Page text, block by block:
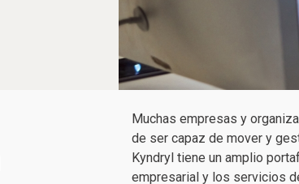
Muchas empresas y
de ser capaz de mover y
Kyndryl tiene un amplio
empresarial y los servicios